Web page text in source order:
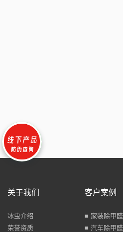
关于我们
冰虫介绍
荣誉资质
客户案例
■ 家装除甲醛
■ 汽车除甲醛